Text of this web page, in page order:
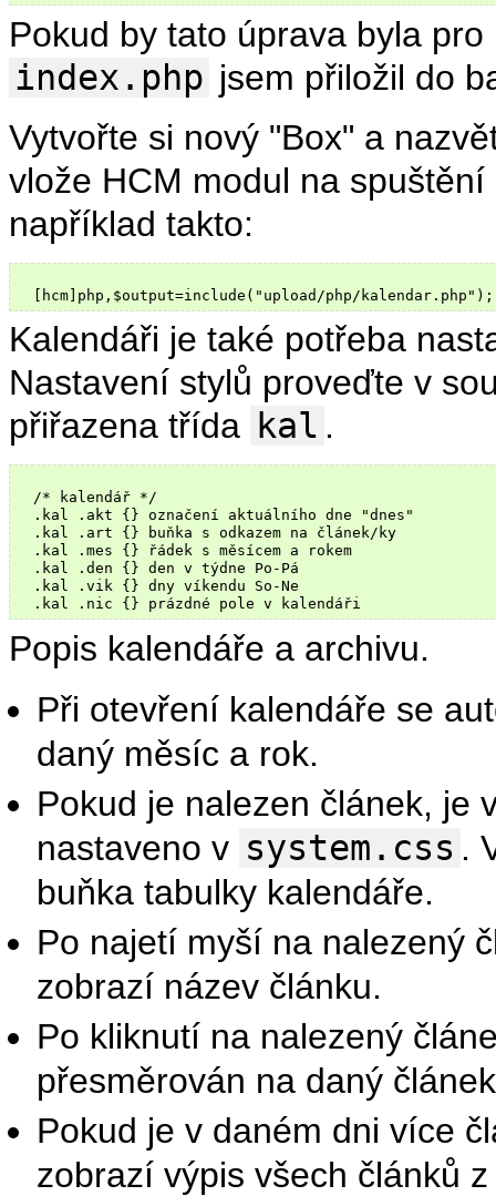
Pokud by tato úprava byla
index.php jsem přiložil do
Vytvořte si nový "Box" a
vlože HCM modul na
například takto:
Kalendáři je také potřeba
Nastavení stylů proveďte v
přiřazena třída kal .
  /* kalendář */
  .kal .akt {} označení aktuálního dne "dnes"
  .kal .art {} buňka s odkazem na článek/ky
  .kal .mes {} řádek s měsícem a rokem
  .kal .den {} den v týdne Po-Pá
  .kal .vik {} dny víkendu So-Ne
Popis kalendáře a archivu.
Při otevření kalendáře se
daný měsíc a rok.
Pokud je nalezen článek, je
nastaveno v system.css .
buňka tabulky kalendáře.
Po najetí myší na nalezený
zobrazí název článku.
Po kliknutí na nalezený
přesměrován na daný
Pokud je v daném dni více
zobrazí výpis všech článků